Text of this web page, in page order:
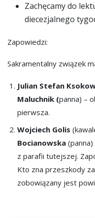
Zachęcamy do
diecezjalnego
Zapowiedzi:
Sakramentalny związek
Julian Stefan
Maluchnik (panna) –
pierwsza.
Wojciech Golis
Bocianowska
z parafii tutejszej.
Kto zna przeszkody
zobowiązany jest